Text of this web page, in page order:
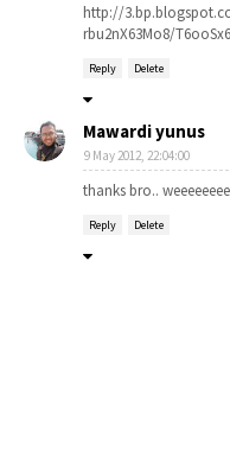
http://
rbu2nX63Mo8/
Reply Delete
Mawardi yunus
9 May 2012, 22:04:00
thanks bro..
Reply Delete